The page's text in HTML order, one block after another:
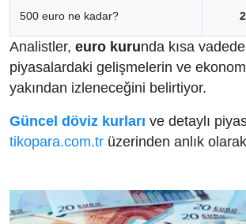
500 euro ne kadar?
Analistler, euro kurunda kısa
piyasalardaki gelişmelerin ve
yakından izleneceğini belirtiyor.
Güncel döviz kurları ve detaylı
tikopara.com.tr üzerinden anlık